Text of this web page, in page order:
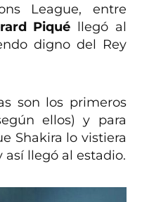
League, entre
Piqué llegó al
digno del Rey
son los primeros
ellos) y para
Shakira lo vistiera
así llegó al estadio.